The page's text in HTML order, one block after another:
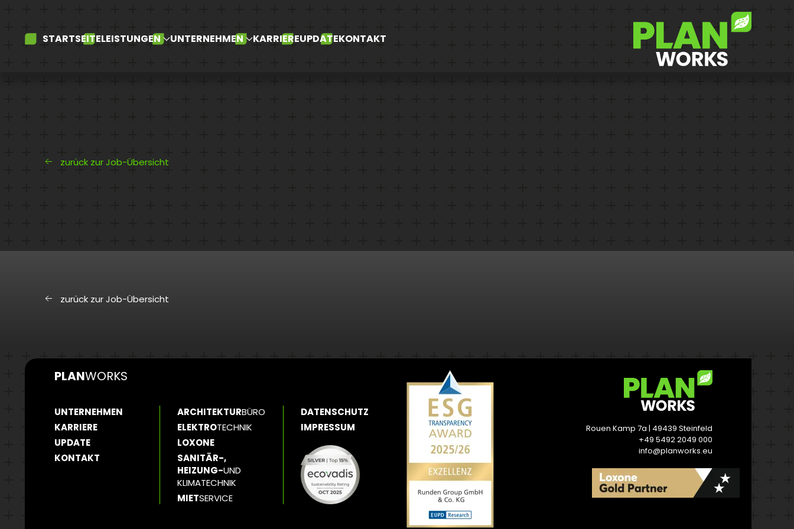
Skip to main content
STARTSEITELEISTUNGEN UNTERNEHMEN KARRIEREUPDATEKONTAKT
zurück zur Job-Übersicht
zurück zur Job-Übersicht
PLANWORKS
UNTERNEHMEN
KARRIERE
UPDATE
KONTAKT
ARCHITEKTURBÜRO
ELEKTROTECHNIK
LOXONE
SANITÄR-,
HEIZUNG-UND
KLIMATECHNIK
MIETSERVICE
DATENSCHUTZ
IMPRESSUM
Rouen Kamp 7a | 49439 Steinfeld
+49 5492 2049 000
info@planworks.eu